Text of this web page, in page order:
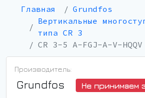
Главная
Grundfos
Вертикальные
типа CR 3
CR 3-5 A-FGJ-A-V-HQQV
Производитель:
Grundfos Не принимаем